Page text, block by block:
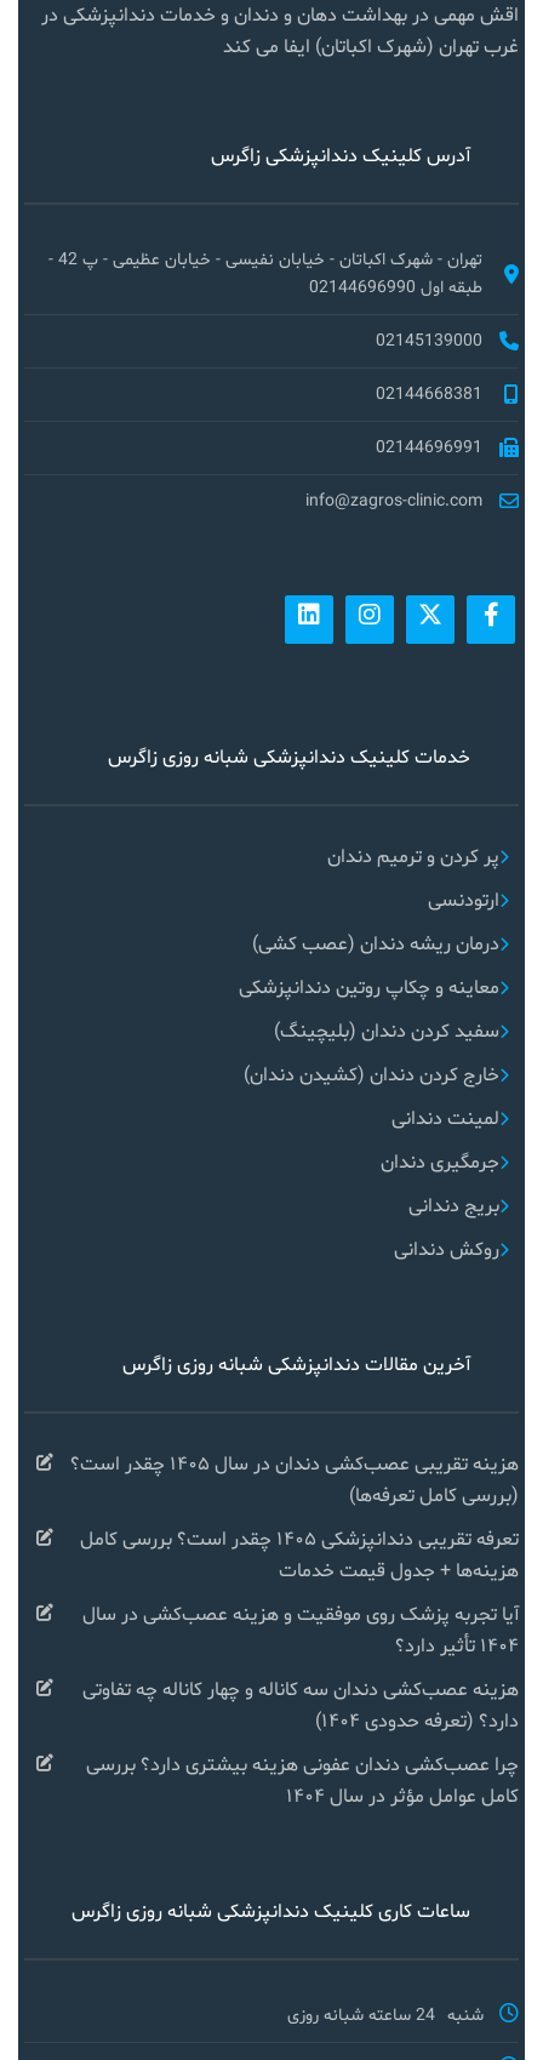
اقش مهمی در بهداشت دهان و دندان و خدمات دندانپزشکی در
غرب تهران (شهرک اکباتان) ایفا می کند
آدرس کلینیک دندانپزشکی زاگرس
تهران - شهرک اکباتان - خیابان نفیسی - خیابان عظیمی - پ 42 -
طبقه اول 02144696990
02145139000
02144668381
02144696991
info@zagros-clinic.com
خدمات کلینیک دندانپزشکی شبانه روزی زاگرس
پر کردن و ترمیم دندان
ارتودنسی
درمان ریشه دندان (عصب کشی)
معاینه و چکاپ روتین دندانپزشکی
سفید کردن دندان (بلیچینگ)
خارج کردن دندان (کشیدن دندان)
لمینت دندانی
جرمگیری دندان
بریج دندانی
روکش دندانی
آخرین مقالات دندانپزشکی شبانه روزی زاگرس
هزینه تقریبی عصب‌کشی دندان در سال ۱۴۰۵ چقدر است؟
(بررسی کامل تعرفه‌ها)
تعرفه تقریبی دندانپزشکی ۱۴۰۵ چقدر است؟ بررسی کامل
هزینه‌ها + جدول قیمت خدمات
آیا تجربه پزشک روی موفقیت و هزینه عصب‌کشی در سال
۱۴۰۴ تأثیر دارد؟
هزینه عصب‌کشی دندان سه کاناله و چهار کاناله چه تفاوتی
دارد؟ (تعرفه حدودی ۱۴۰۴)
چرا عصب‌کشی دندان عفونی هزینه بیشتری دارد؟ بررسی
کامل عوامل مؤثر در سال ۱۴۰۴
ساعات کاری کلینیک دندانپزشکی شبانه روزی زاگرس
شنبه 24 ساعته شبانه روزی